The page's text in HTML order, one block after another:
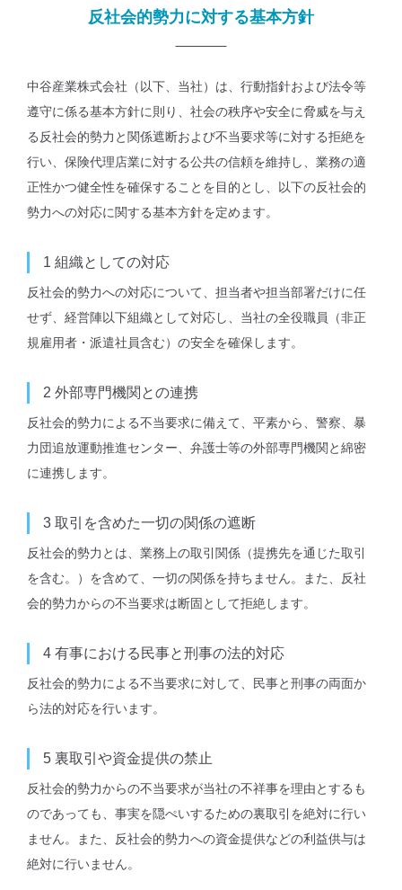
反社会的勢⼒に対する基本⽅針
中谷産業株式会社（以下、当社）は、行動指針および法令等
遵守に係る基本方針に則り、社会の秩序や安全に脅威を与え
る反社会的勢力と関係遮断および不当要求等に対する拒絶を
行い、保険代理店業に対する公共の信頼を維持し、業務の適
正性かつ健全性を確保することを目的とし、以下の反社会的
勢力への対応に関する基本方針を定めます。
1 組織としての対応
反社会的勢力への対応について、担当者や担当部署だけに任
せず、経営陣以下組織として対応し、当社の全役職員（非正
規雇用者・派遣社員含む）の安全を確保します。
2 外部専⾨機関との連携
反社会的勢力による不当要求に備えて、平素から、警察、暴
力団追放運動推進センター、弁護士等の外部専門機関と綿密
に連携します。
3 取引を含めた⼀切の関係の遮断
反社会的勢力とは、業務上の取引関係（提携先を通じた取引
を含む。）を含めて、一切の関係を持ちません。また、反社
会的勢力からの不当要求は断固として拒絶します。
4 有事における民事と刑事の法的対応
反社会的勢力による不当要求に対して、民事と刑事の両面か
ら法的対応を行います。
5 裏取引や資金提供の禁止
反社会的勢力からの不当要求が当社の不祥事を理由とするも
のであっても、事実を隠ぺいするための裏取引を絶対に行い
ません。また、反社会的勢力への資金提供などの利益供与は
絶対に行いません。